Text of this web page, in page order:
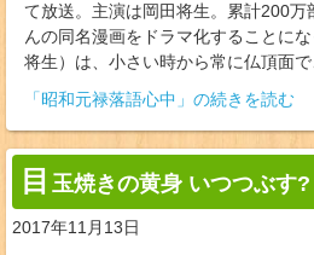
て放送。主演は岡田将生。累計200万
んの同名漫画をドラマ化することに
将生）は、小さい時から常に仏頂面で
「昭和元禄落語心中」の続きを読む
目 玉焼きの黄身 いつつぶす?
2017年11月13日